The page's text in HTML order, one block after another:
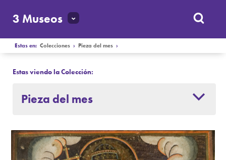
3 Museos
Estas en:Colecciones ›Pieza del mes ›
Estas viendo la Colección:
Pieza del mes